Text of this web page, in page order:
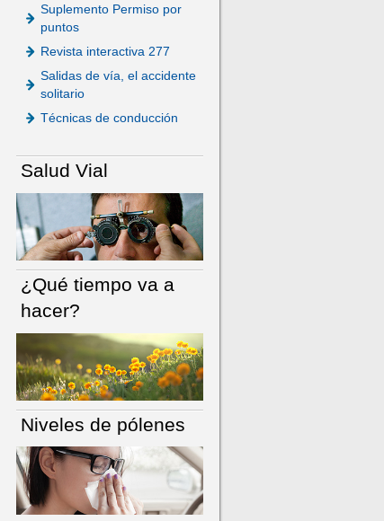
Suplemento Permiso por
puntos
Revista interactiva 277
Salidas de vía, el accidente
solitario
Técnicas de conducción
Salud Vial
¿Qué tiempo va a
hacer?
Niveles de pólenes